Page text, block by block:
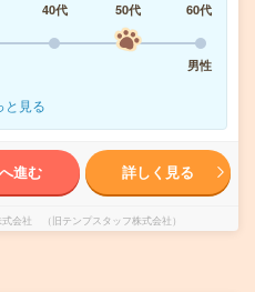
40代 50代
60代
男性
と見る
進む 詳しく見る
会社 （旧テンプスタッフ株式会社）